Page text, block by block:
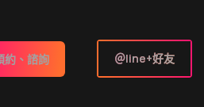
約、諮詢 ＠line+好友